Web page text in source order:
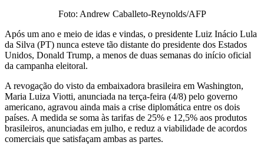
Foto: Andrew Caballeto-Reynolds/AFP
Após um ano e meio de idas e vindas, o presidente Luiz Inácio Lula
da Silva (PT) nunca esteve tão distante do presidente dos Estados
Unidos, Donald Trump, a menos de duas semanas do início oficial
da campanha eleitoral.
A revogação do visto da embaixadora brasileira em Washington,
Maria Luiza Viotti, anunciada na terça-feira (4/8) pelo governo
americano, agravou ainda mais a crise diplomática entre os dois
países. A medida se soma às tarifas de 25% e 12,5% aos produtos
brasileiros, anunciadas em julho, e reduz a viabilidade de acordos
comerciais que satisfaçam ambas as partes.